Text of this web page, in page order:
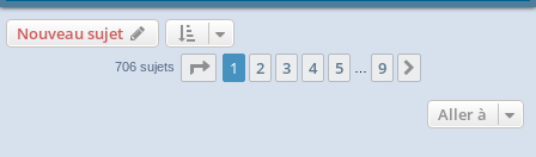
Nouveau sujet
706 sujets Page 1sur9
1 2 3 4 5 9
Aller à